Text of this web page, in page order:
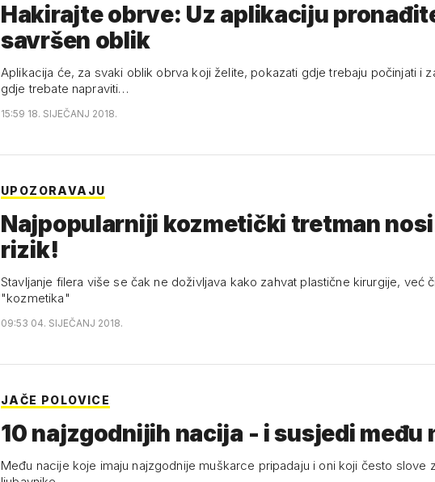
Hakirajte obrve: Uz aplikaciju
savršen oblik
Aplikacija će, za svaki oblik obrva koji želite, pokazati gdje trebaju počinjati i
gdje trebate napraviti…
15:59 18. SIJEČANJ 2018.
UPOZORAVAJU
Najpopularniji kozmetički tretman
rizik!
Stavljanje filera više se čak ne doživljava kako zahvat plastične kirurgije, već
"kozmetika"
09:53 04. SIJEČANJ 2018.
JAČE POLOVICE
10 najzgodnijih nacija - i susjedi među
Među nacije koje imaju najzgodnije muškarce pripadaju i oni koji često slove